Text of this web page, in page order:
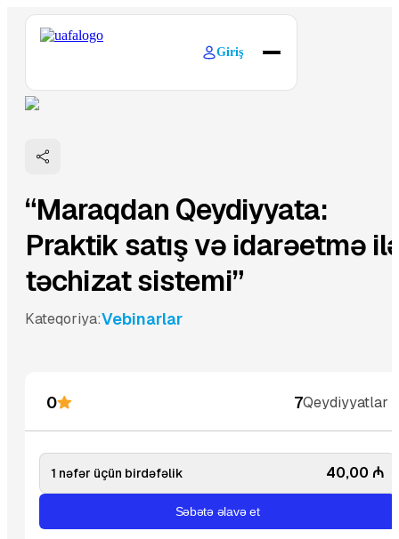
Giriş
“Maraqdan Qeydiyyata:
Praktik satış və idarəetmə
təchizat sistemi”
Kateqoriya:Vebinarlar
0 7Qeydiyyatlar
1 nəfər üçün birdəfəlik 40,00 ₼
Səbətə əlavə et